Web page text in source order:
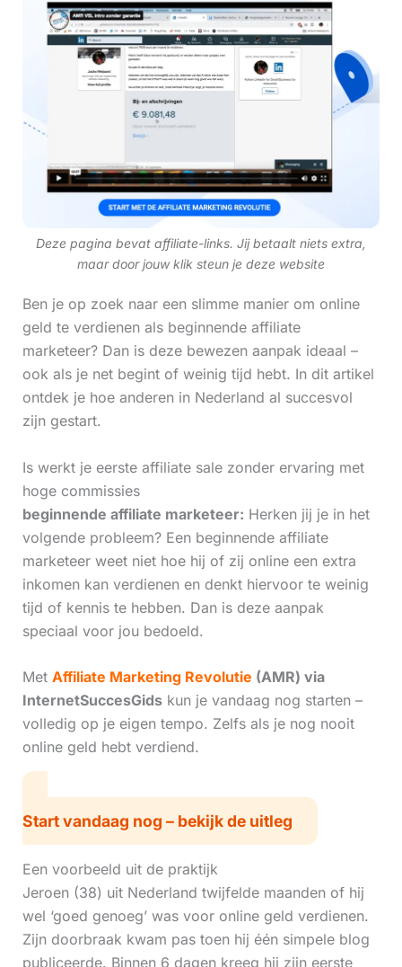
Deze pagina bevat affiliate-links. Jij betaalt niets extra,
maar door jouw klik steun je deze website
Ben je op zoek naar een slimme manier om online
geld te verdienen als beginnende affiliate
marketeer? Dan is deze bewezen aanpak ideaal –
ook als je net begint of weinig tijd hebt. In dit artikel
ontdek je hoe anderen in Nederland al succesvol
zijn gestart.
Is werkt je eerste affiliate sale zonder ervaring met
hoge commissies
beginnende affiliate marketeer: Herken jij je in het
volgende probleem? Een beginnende affiliate
marketeer weet niet hoe hij of zij online een extra
inkomen kan verdienen en denkt hiervoor te weinig
tijd of kennis te hebben. Dan is deze aanpak
speciaal voor jou bedoeld.
Met Affiliate Marketing Revolutie (AMR) via
InternetSuccesGidskun je vandaag nog starten –
volledig op je eigen tempo. Zelfs als je nog nooit
online geld hebt verdiend.
Start vandaag nog – bekijk de uitleg
Een voorbeeld uit de praktijk
Jeroen (38) uit Nederland twijfelde maanden of hij
wel ‘goed genoeg’ was voor online geld verdienen.
Zijn doorbraak kwam pas toen hij één simpele blog
publiceerde. Binnen 6 dagen kreeg hij zijn eerste